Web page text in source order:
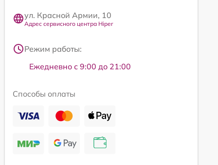
ул. Красной Армии, 10
Адрес сервисного центра Hiper
Режим работы:
Ежедневно с 9:00 до 21:00
Способы оплаты